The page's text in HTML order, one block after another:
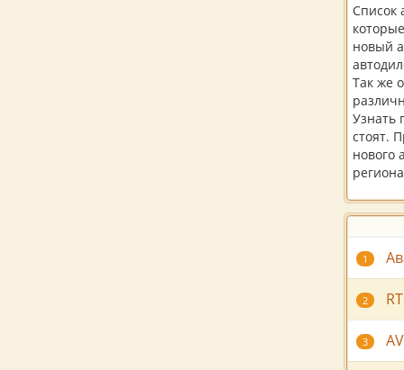
Список
новый
Так же
Узнать
стоят.
нового
1
2
3